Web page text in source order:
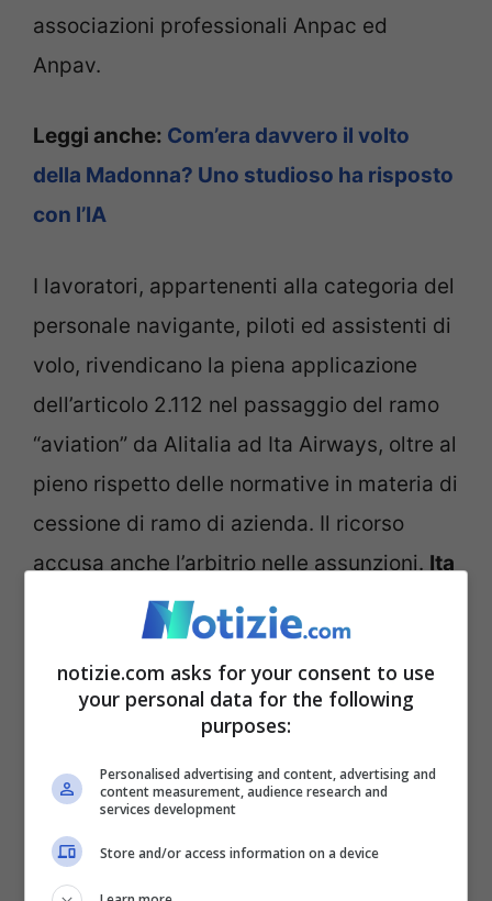
associazioni professionali Anpac ed
Anpav.
Leggi anche: Com’era davvero il volto
della Madonna? Uno studioso ha risposto
con l’IA
I lavoratori, appartenenti alla categoria del
personale navigante, piloti ed assistenti di
volo, rivendicano la piena applicazione
dell’articolo 2.112 nel passaggio del ramo
“aviation” da Alitalia ad Ita Airways, oltre al
pieno rispetto delle normative in materia di
cessione di ramo di azienda. Il ricorso
accusa anche l’arbitrio nelle assunzioni. Ita
, essendo un’azienda a totale
controllo pubblico, avrebbe dovuto
procedere, nel corso della selezione del
personale, con criteri di scelta trasparenti,
97 della costituzione e dei principi
comunitari.
notizie.com asks for your consent to use
your personal data for the following
purposes:
Personalised advertising and content, advertising and
content measurement, audience research and
services development
Store and/or access information on a device